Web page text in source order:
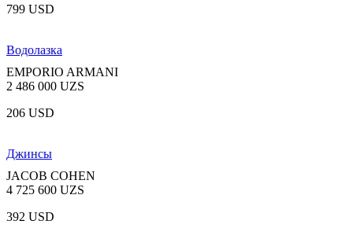
799 USD
Водолазка
EMPORIO ARMANI
2 486 000 UZS
206 USD
Джинсы
JACOB COHEN
4 725 600 UZS
392 USD